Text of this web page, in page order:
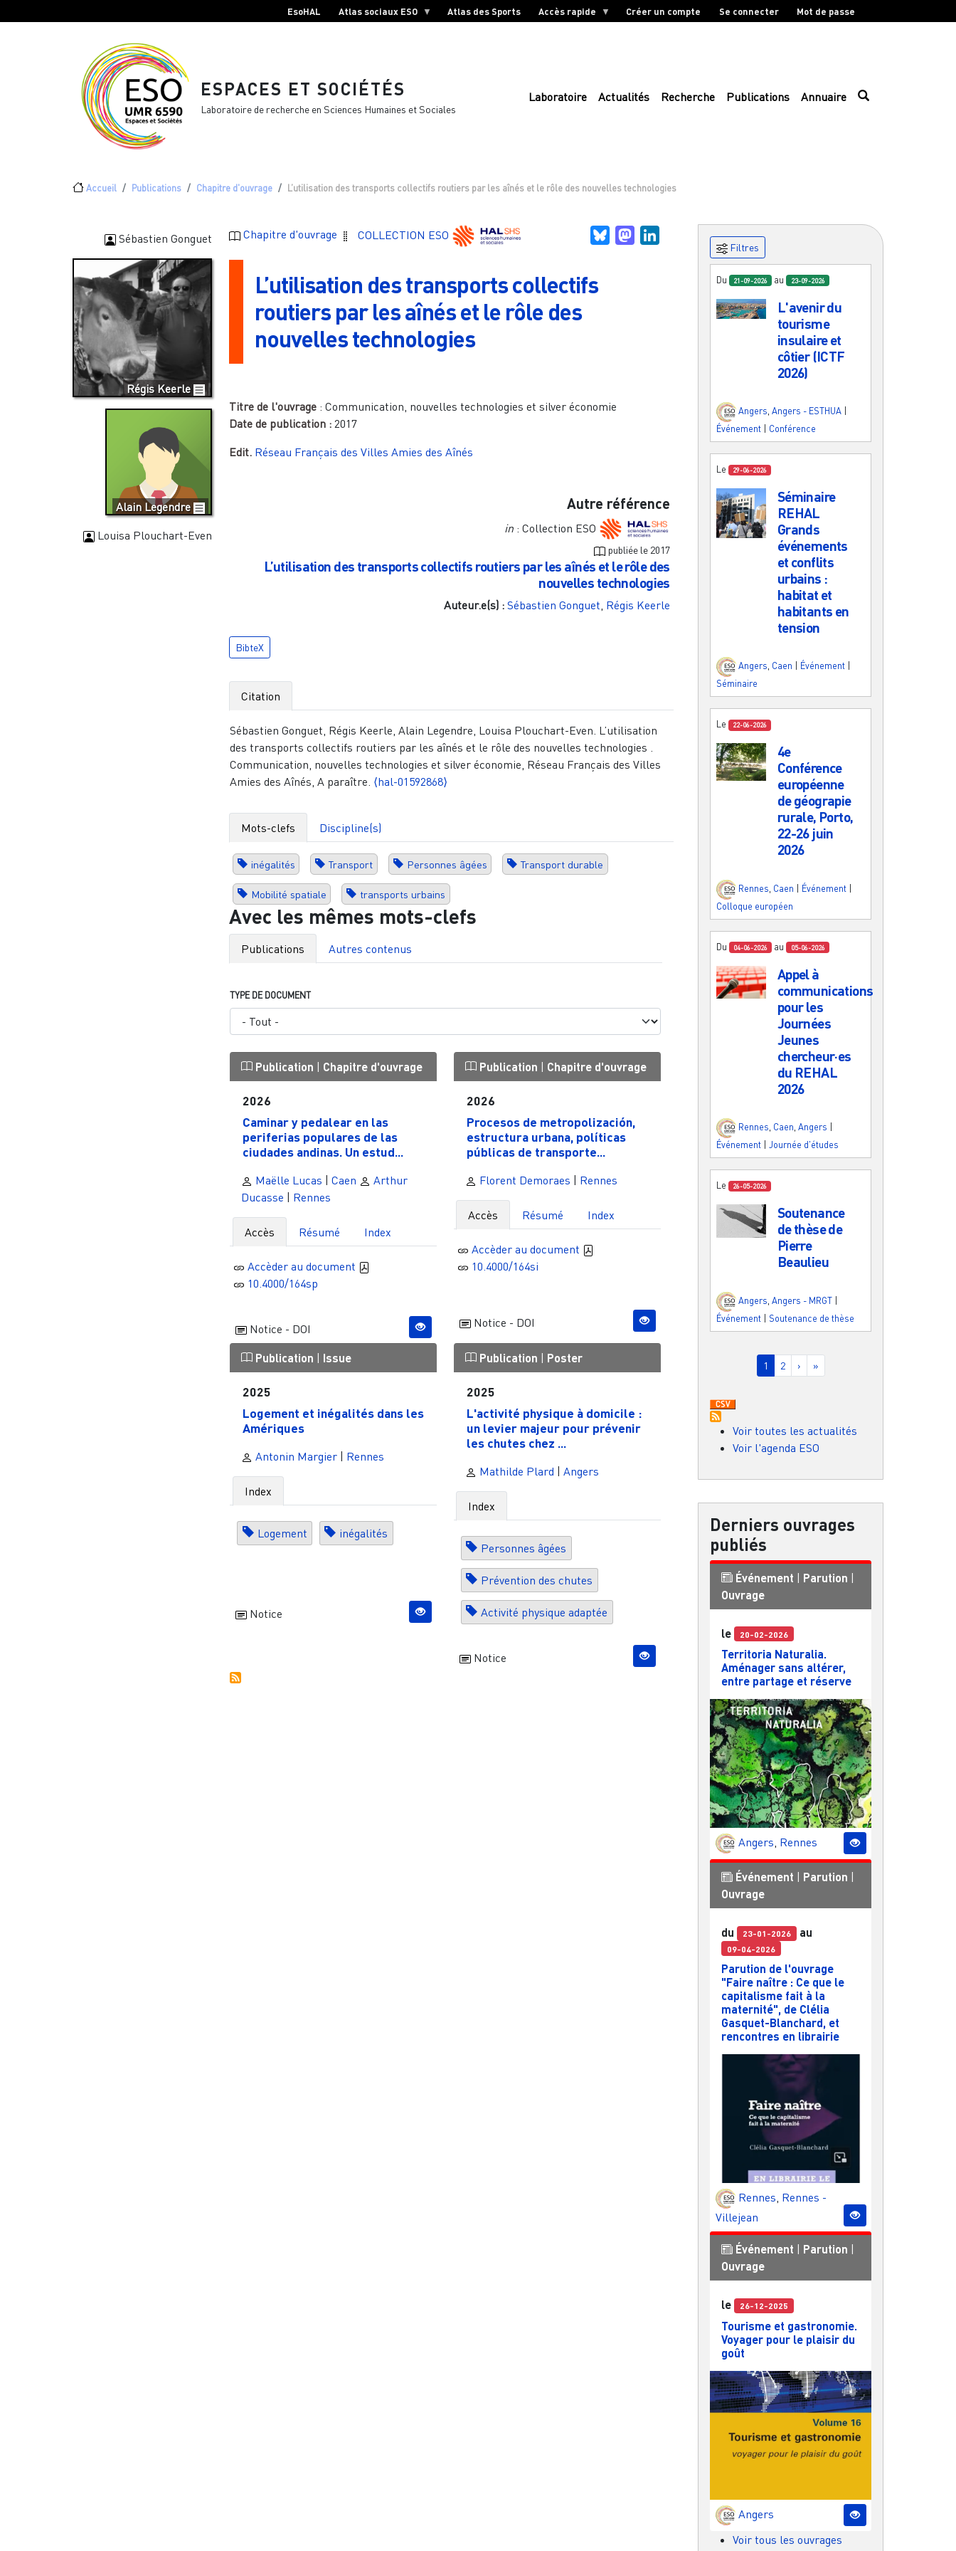
EsoHAL Atlas sociaux ESO Atlas des Sports Accès rapide Créer un compte Se connecter Mot de passe
ESPACES ET SOCIÉTÉS
Laboratoire de recherche en Sciences Humaines et Sociales
Laboratoire Actualités Recherche Publications Annuaire
Fil d'Ariane
Accueil Publications Chapitre d'ouvrage L’utilisation des transports collectifs routiers par les aînés et le rôle des nouvelles technologies
Sébastien Gonguet
Régis Keerle
Alain Legendre
Louisa Plouchart-Even
Chapitre d'ouvrage COLLECTION ESO BlueskyMastodon
L’utilisation des transports collectifs
routiers par les aînés et le rôle des
nouvelles technologies
Titre de l'ouvrage: Communication, nouvelles technologies et silver économie
Date de publication : 2017
Edit. Réseau Français des Villes Amies des Aînés
Autre référence
in: Collection ESO
publiée le 2017
L’utilisation des transports collectifs routiers par les aînés et le rôle des
nouvelles technologies
Auteur.e(s) : Sébastien Gonguet, Régis Keerle
BibteX
Citation
Sébastien Gonguet, Régis Keerle, Alain Legendre, Louisa Plouchart-Even. L’utilisation
des transports collectifs routiers par les aînés et le rôle des nouvelles technologies .
Communication, nouvelles technologies et silver économie, Réseau Français des Villes
Amies des Aînés, A paraître. ⟨hal-01592868⟩
Mots-clefs Discipline(s)
inégalités Transport Personnes âgées Transport durable
Mobilité spatiale transports urbains
Avec les mêmes mots-clefs
Publications Autres contenus
TYPE DE DOCUMENT
Publication | Chapitre d'ouvrage
2026
Caminar y pedalear en las
periferias populares de las
ciudades andinas. Un estud...
Maëlle Lucas |Caen
Arthur
Ducasse | Rennes
Accès Résumé Index
Accèder au document
10.4000/164sp
Notice - DOI
Publication | Chapitre d'ouvrage
2026
Procesos de metropolización,
estructura urbana, políticas
públicas de transporte...
Florent Demoraes | Rennes
Accès Résumé Index
Accèder au document
10.4000/164si
Notice - DOI
Publication | Issue
2025
Logement et inégalités dans les
Amériques
Antonin Margier Rennes
Index
Logement inégalités
Notice
Publication | Poster
2025
L'activité physique à domicile :
un levier majeur pour prévenir
les chutes chez ...
Mathilde Plard |Angers
Index
Personnes âgées
Prévention des chutes
Activité physique adaptée
Notice
Filtres
Du 21-09-2026 au 23-09-2026
L'avenir du
tourisme
insulaire et
côtier (ICTF
2026)
Angers Angers - ESTHUA
Événement
Conférence
Le 29-06-2026
Séminaire
REHAL
Grands
événements
et conflits
urbains :
habitat et
habitants en
tension
Angers, Caen Événement
Séminaire
Le 22-06-2026
4e
Conférence
européenne
de géograpie
rurale, Porto,
22-26 juin
2026
Rennes Caen Événement
Colloque européen
Du 04-06-2026 au 05-06-2026
Appel à
communications
pour les
Journées
Jeunes
chercheur·es
du REHAL
2026
Rennes, Caen, Angers
Événement
Journée d'études
Le 26-05-2026
Soutenance
de thèse de
Pierre
Beaulieu
Angers Angers - MRGT
Événement | Soutenance de thèse
Pagination
Page courante
1 Page
2 Page suivante
› Dernière page
»
Voir toutes les actualités
Voir l'agenda ESO
Derniers ouvrages
publiés
Événement | Parution |
Ouvrage
le 20-02-2026
Territoria Naturalia.
Aménager sans altérer,
entre partage et réserve
Angers, Rennes
Événement Parution
Ouvrage
du 23-01-2026 au
09-04-2026
Parution de l'ouvrage
"Faire naître : Ce que le
capitalisme fait à la
maternité", de Clélia
Gasquet-Blanchard, et
rencontres en librairie
Rennes, Rennes -
Villejean
Événement Parution
Ouvrage
le 26-12-2025
Tourisme et gastronomie.
Voyager pour le plaisir du
goût
Angers
Voir tous les ouvrages